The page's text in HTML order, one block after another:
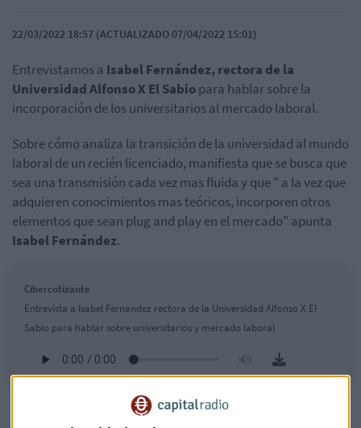
22/03/2022 18:57 (ACTUALIZADO 07/04/2022 15:01)
Entrevistamos a Isabel Fernández, rectora de la
Universidad Alfonso X El Sabiopara hablar sobre la
incorporación de los universitarios al mercado laboral.
Sobre cómo analiza la transición de la universidad al mundo
laboral de un recién licenciado, manifiesta que se busca que
sea una transmisión cada vez mas fluida y que " a la vez que
adquieren conocimientos mas teóricos, incorporen otros
elementos que sean plug and play en el mercado" apunta
Isabel Fernández.
Cibercotizante
Entrevista a Isabel Fernandez rectora de la Universidad Alfonso X El
Sabio para hablar sobre universitarios y mercado laboral
Las startups son esenciales para el crecimiento del país